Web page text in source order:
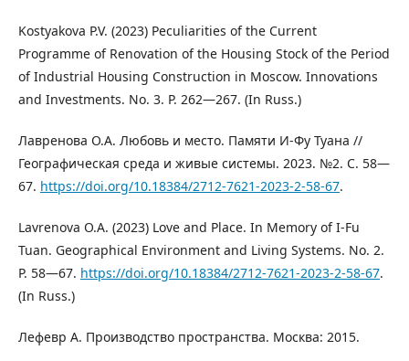
Kostyakova P.V. (2023) Peculiarities of the Current
Programme of Renovation of the Housing Stock of the Period
of Industrial Housing Construction in Moscow. Innovations
and Investments. No. 3. P. 262—267. (In Russ.)
Лавренова О.А. Любовь и место. Памяти И-Фу Туана //
Географическая среда и живые системы. 2023. №2. С. 58—
67. https://doi.org/10.18384/2712-7621-2023-2-58-67.
Lavrenova O.A. (2023) Love and Place. In Memory of I-Fu
Tuan. Geographical Environment and Living Systems. No. 2.
P. 58—67. https://doi.org/10.18384/2712-7621-2023-2-58-67.
(In Russ.)
Лефевр А. Производство пространства. Москва: 2015.